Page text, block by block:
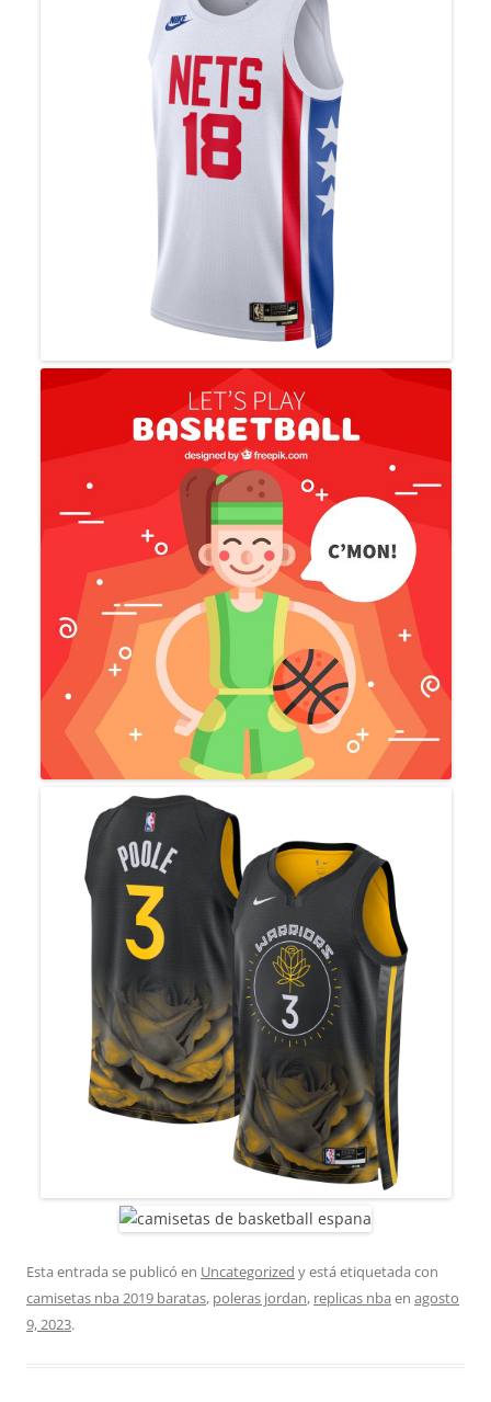
Esta entrada se publicó en Uncategorized y está etiquetada con
camisetas nba 2019 baratas, poleras jordan, replicas nba en agosto
9, 2023.